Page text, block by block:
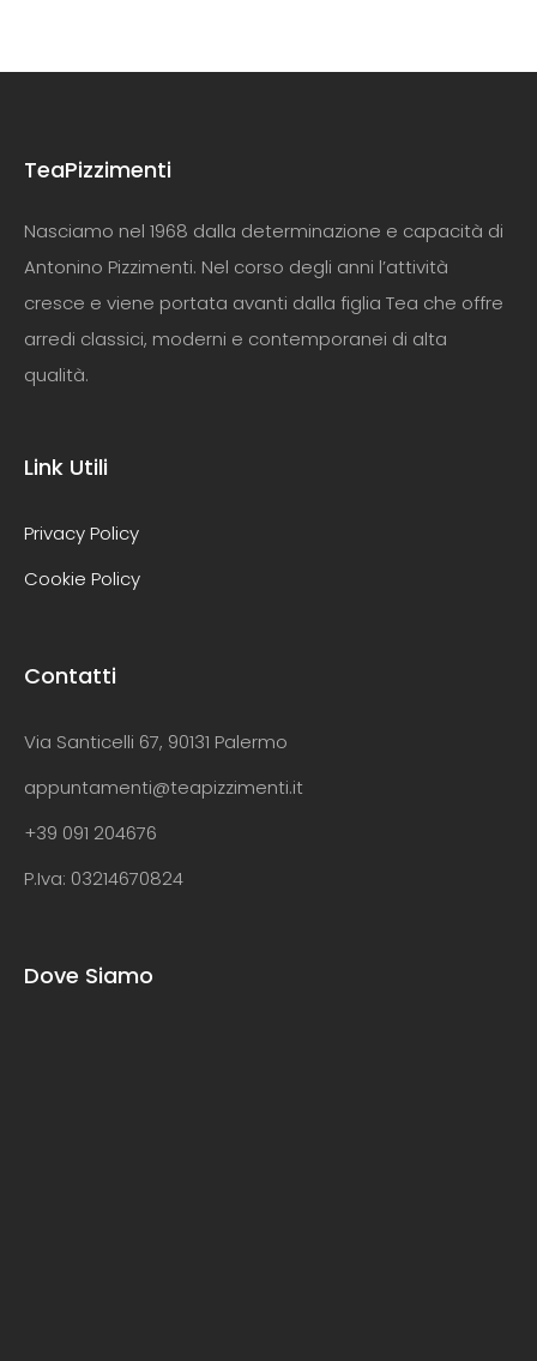
TeaPizzimenti
Nasciamo nel 1968 dalla determinazione e capacità di
Antonino Pizzimenti. Nel corso degli anni l’attività
cresce e viene portata avanti dalla figlia Tea che offre
arredi classici, moderni e contemporanei di alta
qualità.
Link Utili
Privacy Policy
Cookie Policy
Contatti
Via Santicelli 67, 90131 Palermo
appuntamenti@teapizzimenti.it
+39 091 204676
P.Iva: 03214670824
Dove Siamo